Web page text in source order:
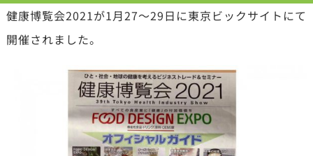
健康博覧会2021が1月27～29日に東京ビックサイトにて
開催されました。